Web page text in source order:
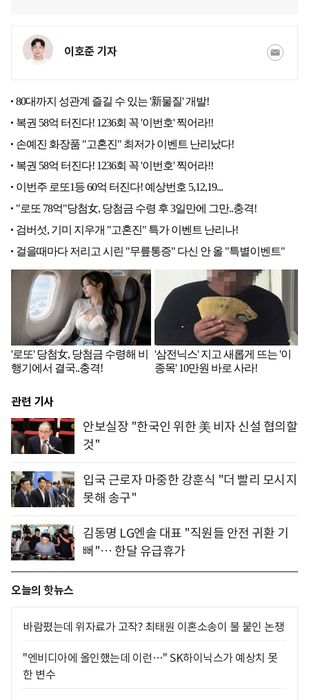
이호준 기자
관련 기사
안보실장 "한국인 위한 美 비자 신설 협의할
것"
입국 근로자 마중한 강훈식 "더 빨리 모시지
못해 송구"
김동명 LG엔솔 대표 "직원들 안전 귀환 기
뻐"… 한달 유급휴가
오늘의 핫뉴스
바람폈는데 위자료가 고작? 최태원 이혼소송이 불 붙인 논쟁
"엔비디아에 올인했는데 이런…" SK하이닉스가 예상치 못
한 변수